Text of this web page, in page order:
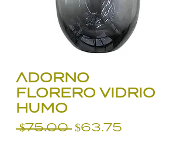
ADORNO
FLORERO VIDRIO
HUMO
$75.00 Precio
$63.75